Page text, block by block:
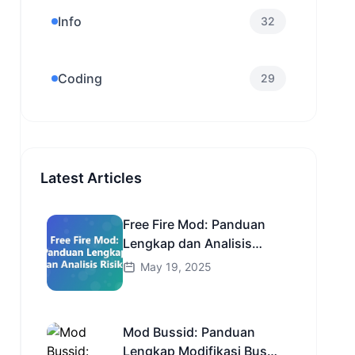
Info 32
Coding 29
Latest Articles
Free Fire Mod: Panduan
Lengkap dan Analisis
RisikoMay 19, 2025
Mod Bussid: Panduan
Lengkap Modifikasi Bus